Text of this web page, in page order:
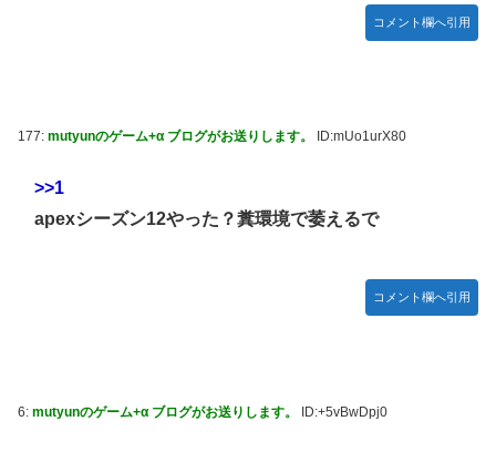
コメント欄へ引用
177: mutyunのゲーム+α ブログがお送りします。 ID:mUo1urX80
>>1
apexシーズン12やった？糞環境で萎えるで
コメント欄へ引用
6: mutyunのゲーム+α ブログがお送りします。 ID:+5vBwDpj0